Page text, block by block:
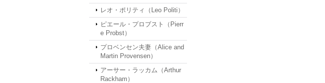
レオ・ポリティ（Leo Politi）
ピエール・プロブスト（Pierr
e Probst）
プロベンセン夫妻（Alice and
Martin Provensen）
アーサー・ラッカム（Arthur
Rackham）